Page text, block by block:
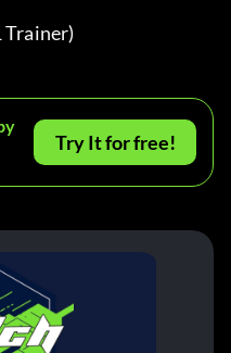
Trainer)
Try It for free!